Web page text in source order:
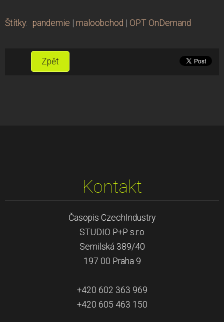
Štítky: pandemie | maloobchod | OPT OnDemand
Zpět
Kontakt
Časopis CzechIndustry
STUDIO P+P s.r.o
Semilská 389/40
197 00 Praha 9
+420 602 363 969
+420 605 463 150